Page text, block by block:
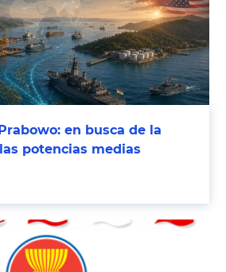
en busca de la
potencias medias